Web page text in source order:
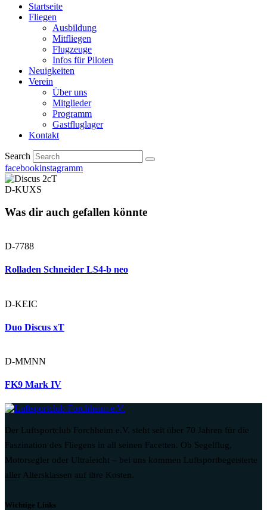
Startseite
Fliegen
Ausbildung
Mitfliegen
Flugzeuge
Infos für Piloten
Neuigkeiten
Verein
Über uns
Mitglieder
Programm
Gastfluglager
Kontakt
Search
facebookinstagramm
D-KUXS
Was dir auch gefallen könnte
D-7788
Rolladen Schneider LS4-b neo
D-KEIC
Duo Discus xT
D-MMNN
FK9 Mark IV
Der Luftsportclub Forchheim e.V. steht seit über 70 Jahren für die
Faszination des Fliegens in all seinen Facetten. Ob Segelflug,
Motorsegler oder Ultraleicht – bei uns kommen Luftsportbegeisterte
aller Altersklassen auf ihre Kosten.
Wichtige Links